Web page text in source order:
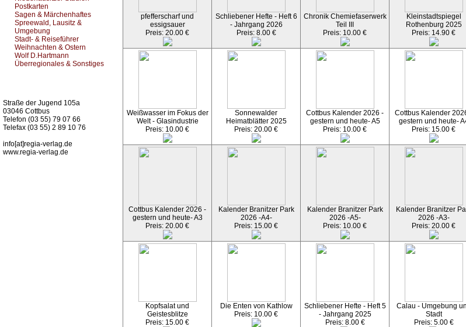
Postkarten
Sagen & Märchenhaftes
Spreewald, Lausitz &
Umgebung
Stadt- & Reiseführer
Weihnachten & Ostern
Wolf D.Hartmann
Überregionales & Sonstiges
Straße der Jugend 105a
03046 Cottbus
Telefon (03 55) 79 07 66
Telefax (03 55) 2 89 10 76
info[at]regia-verlag.de
www.regia-verlag.de
pfefferscharf und
essigsauer
Preis: 20.00 €
Schliebener Hefte - Heft 6
- Jahrgang 2026
Preis: 8.00 €
Chronik Chemiefaserwerk
Teil III
Preis: 10.00 €
Kleinstadtspiegel
Rothenburg 2025
Preis: 14.90 €
Weißwasser im Fokus der
Welt - Glasindustrie
Preis: 10.00 €
Sonnewalder
Heimatblätter 2025
Preis: 20.00 €
Cottbus Kalender 2026 -
gestern und heute- A5
Preis: 10.00 €
Cottbus Kalender
gestern und heute-
Preis: 15.00 €
Cottbus Kalender 2026 -
gestern und heute- A3
Preis: 20.00 €
Kalender Branitzer Park
2026 -A4-
Preis: 15.00 €
Kalender Branitzer Park
2026 -A5-
Preis: 10.00 €
Kalender Branitzer
2026 -A3-
Preis: 20.00 €
Kopfsalat und
Geistesblitze
Preis: 15.00 €
Die Enten von Kathlow
Preis: 10.00 €
Schliebener Hefte - Heft 5
- Jahrgang 2025
Preis: 8.00 €
Calau - Umgebung
Stadt
Preis: 5.00 €